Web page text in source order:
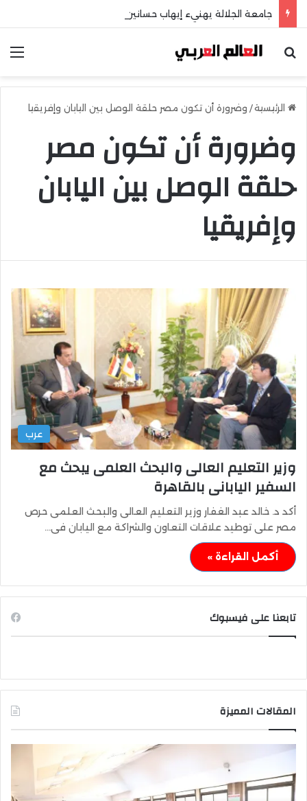
بحث عن
الرئيسية/ وضرورة أن تكون مصر حلقة الوصل بين اليابان وإفريقيا
وضرورة أن تكون مصر
حلقة الوصل بين اليابان
وإفريقيا
عرب
وزير التعليم العالى والبحث العلمى يبحث مع
السفير اليابانى بالقاهرة
أكد د. خالد عبد الغفار وزير التعليم العالى والبحث العلمى حرص
مصر على توطيد علاقات التعاون والشراكة مع اليابان فى…
أكمل القراءة »
تابعنا على فيسبوك
المقالات المميزة
وزير
العالي
يتفقد